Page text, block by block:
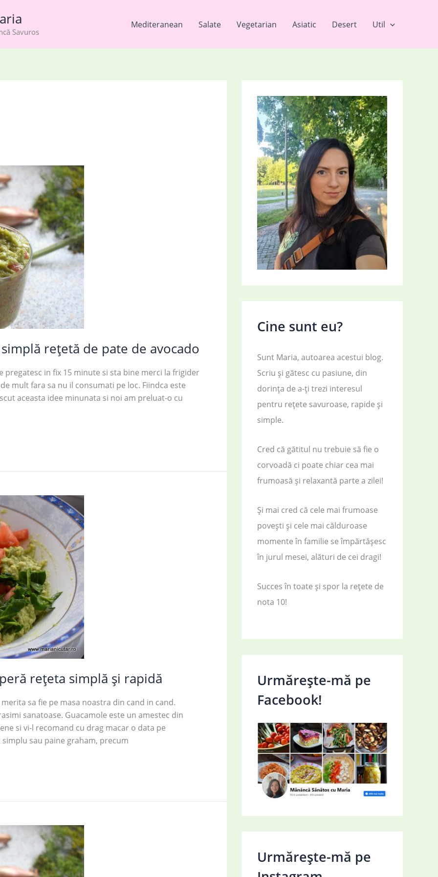
Savuros
Mediteranean Salate Vegetarian Asiatic Desert Util
rețetă de pate de avocado
pregatesc in fix 15 minute si sta bine merci la frigider
mult fara sa nu il consumati pe loc. Fiindca este
aceasta idee minunata si noi am preluat-o cu
rețeta simplă și rapidă
sa fie pe masa noastra din cand in cand.
sanatoase. Guacamole este un amestec din
si vi-l recomand cu drag macar o data pe
sau paine graham, precum
Cine sunt eu?
Sunt Maria, autoarea acestui blog.
Scriu și gătesc cu pasiune, din
dorința de a-ți trezi interesul
pentru rețete savuroase, rapide și
simple.
Cred că gătitul nu trebuie să fie o
corvoadă ci poate chiar cea mai
frumoasă și relaxantă parte a zilei!
Și mai cred că cele mai frumoase
povești și cele mai călduroase
momente în familie se împărtășesc
în jurul mesei, alături de cei dragi!
Succes în toate și spor la rețete de
nota 10!
Urmărește-mă pe
Facebook!
Urmărește-mă pe